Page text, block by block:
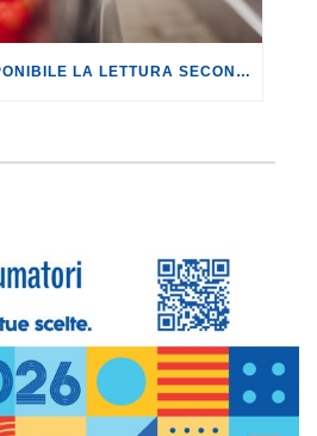
BENZINA: IMPROPONIBILE LA LETTURA SECONDO CUI PROROGARE IL TAGLIO DELLE ACCISE SIGNIFICA TASSARE TUTTI I CITTADINI.